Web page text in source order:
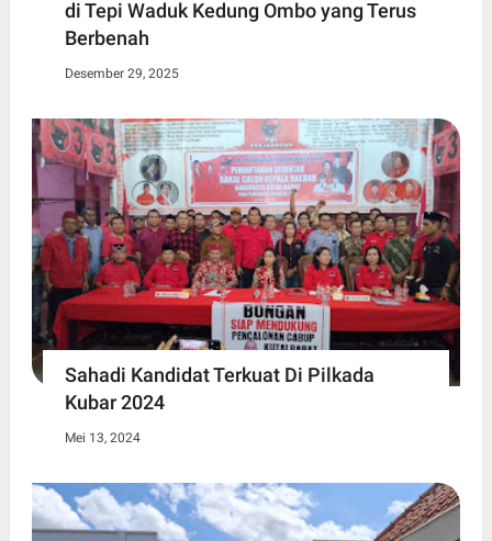
di Tepi Waduk Kedung Ombo yang Terus
Berbenah
Desember 29, 2025
Sahadi Kandidat Terkuat Di Pilkada
Kubar 2024
Mei 13, 2024